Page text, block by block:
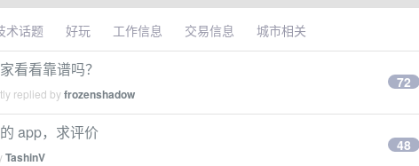
术话题 好玩 工作信息 交易信息 城市相关
看看靠谱吗？
replied byfrozenshadow
72
app，求评价
TashinV
48